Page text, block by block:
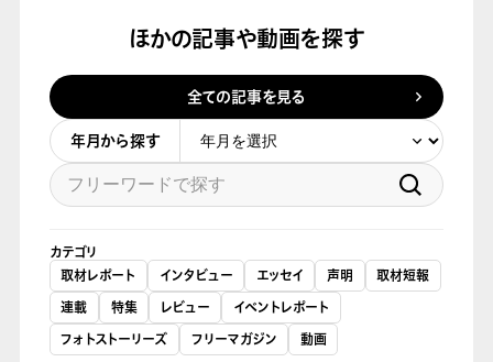
ほかの記事や動画を探す
全ての記事を見る
年月から探す
カテゴリ
取材レポート
インタビュー エッセイ 声明
取材短報
連載
特集 レビュー
イベントレポート
フォトストーリーズ
フリーマガジン 動画